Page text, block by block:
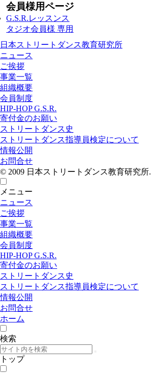
会員様用ページ
G.S.R.レッスンス
タジオ会員様 専用
日本ストリートダンス教育研究所
ニュース
ご挨拶
事業一覧
組織概要
会員制度
HIP-HOP G.S.R.
寄付金のお願い
ストリートダンス史
ストリートダンス指導員検定について
情報公開
お問合せ
© 2009 日本ストリートダンス教育研究所.
メニュー
ニュース
ご挨拶
事業一覧
組織概要
会員制度
HIP-HOP G.S.R.
寄付金のお願い
ストリートダンス史
ストリートダンス指導員検定について
情報公開
お問合せ
ホーム
検索
トップ